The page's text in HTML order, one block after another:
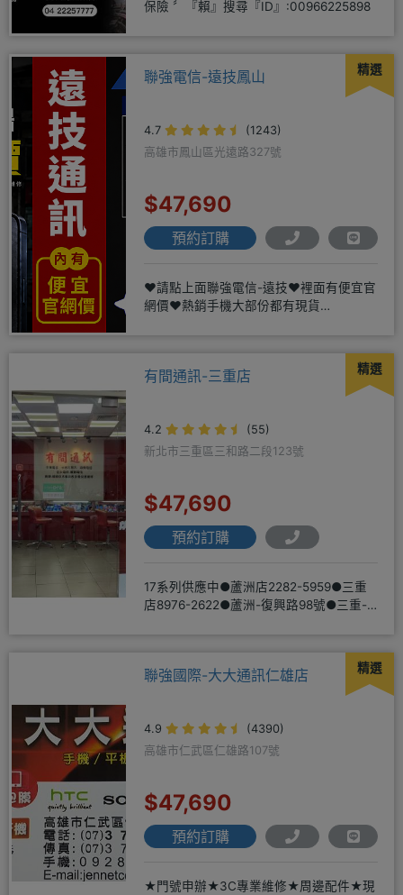
保險 〞『賴』搜尋『ID』:00966225898
精選
聯強電信-遠技鳳山
4.7
(1243)
高雄市鳳山區光遠路327號
$47,690
預約訂購
❤️請點上面聯強電信-遠技❤️裡面有便宜官
網價❤️熱銷手機大部份都有現貨
精選
有間通訊-三重店
4.2
(55)
新北市三重區三和路二段123號
$47,690
預約訂購
17系列供應中●蘆洲店2282-5959●三重
店8976-2622●蘆洲-復興路98號●三重-
精選
聯強國際-大大通訊仁雄店
4.9
(4390)
高雄市仁武區仁雄路107號
$47,690
預約訂購
★門號申辦★3C專業維修★周邊配件★現